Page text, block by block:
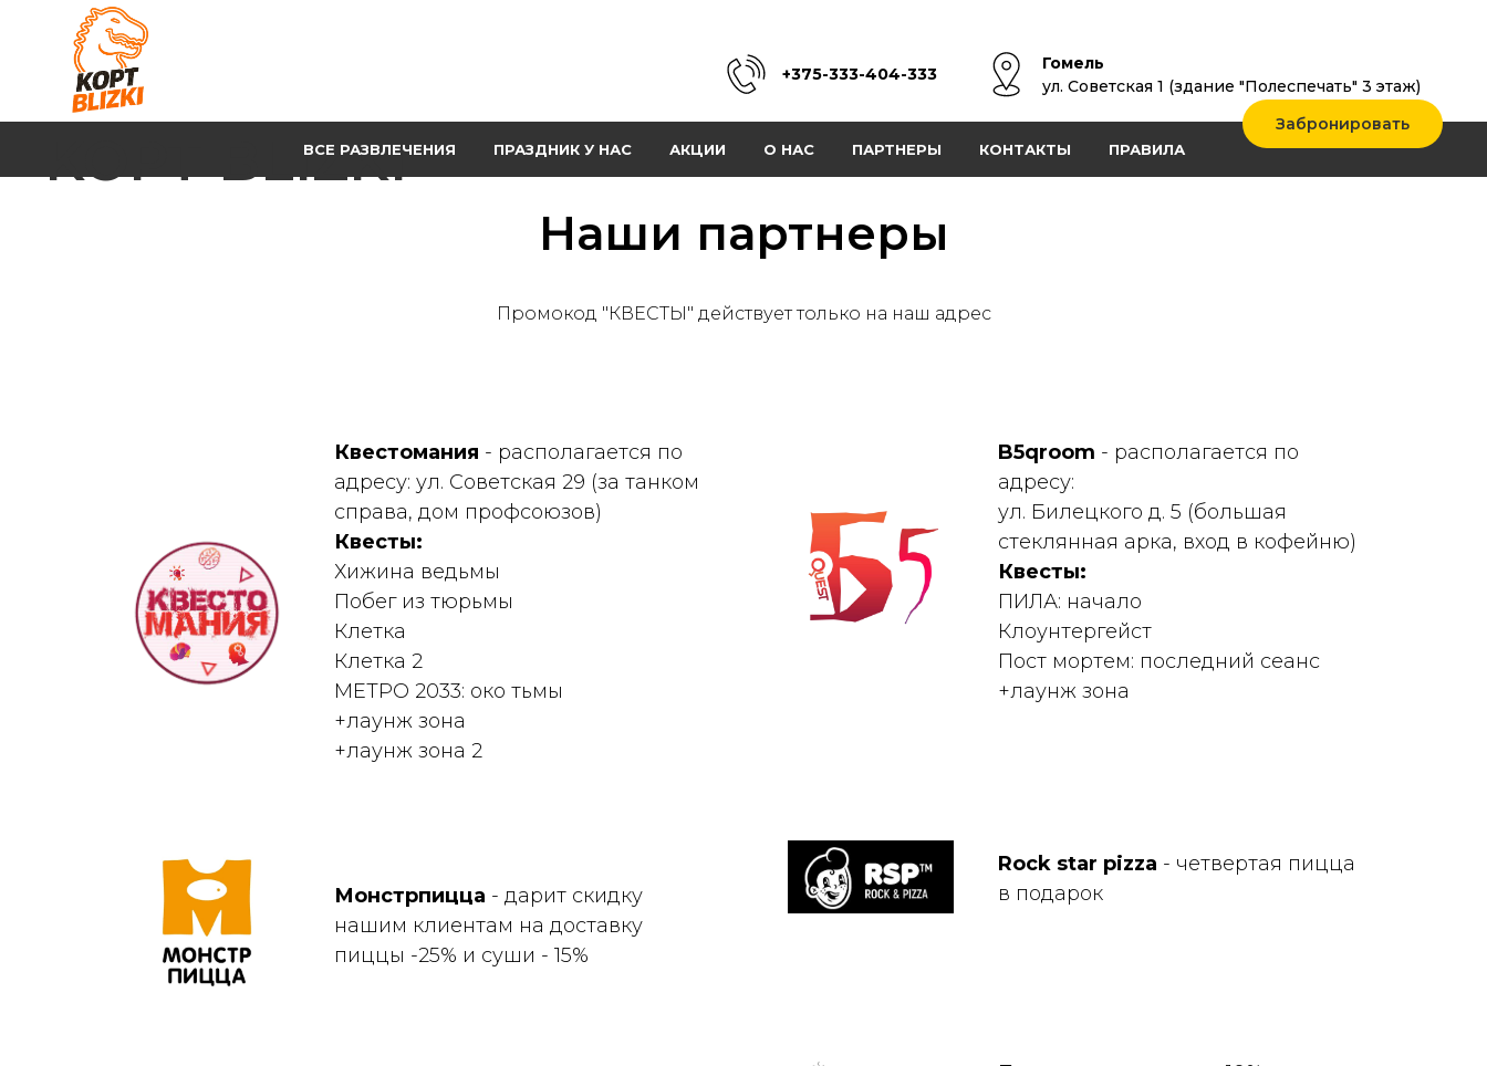
KOPT BLIZKI
+375-333-404-333
Гомель
ул. Советская 1 (здание "Полеспечать" 3 этаж)
Забронировать
ВСЕ РАЗВЛЕЧЕНИЯ ПРАЗДНИК У НАС АКЦИИ О НАС ПАРТНЕРЫ КОНТАКТЫ ПРАВИЛА
Наши партнеры
Промокод "КВЕСТЫ" действует только на наш адрес
Квестомания - располагается по
адресу: ул. Советская 29 (за танком
справа, дом профсоюзов)
Квесты:
Хижина ведьмы
Побег из тюрьмы
Клетка
Клетка 2
МЕТРО 2033: око тьмы
+лаунж зона
+лаунж зона 2
B5qroom - располагается по
адресу:
ул. Билецкого д. 5 (большая
стеклянная арка, вход в кофейню)
Квесты:
ПИЛА: начало
Клоунтергейст
Пост мортем: последний сеанс
+лаунж зона
Монстрпицца - дарит скидку
нашим клиентам на доставку
пиццы -25% и суши - 15%
Rock star pizza - четвертая пицца
в подарок